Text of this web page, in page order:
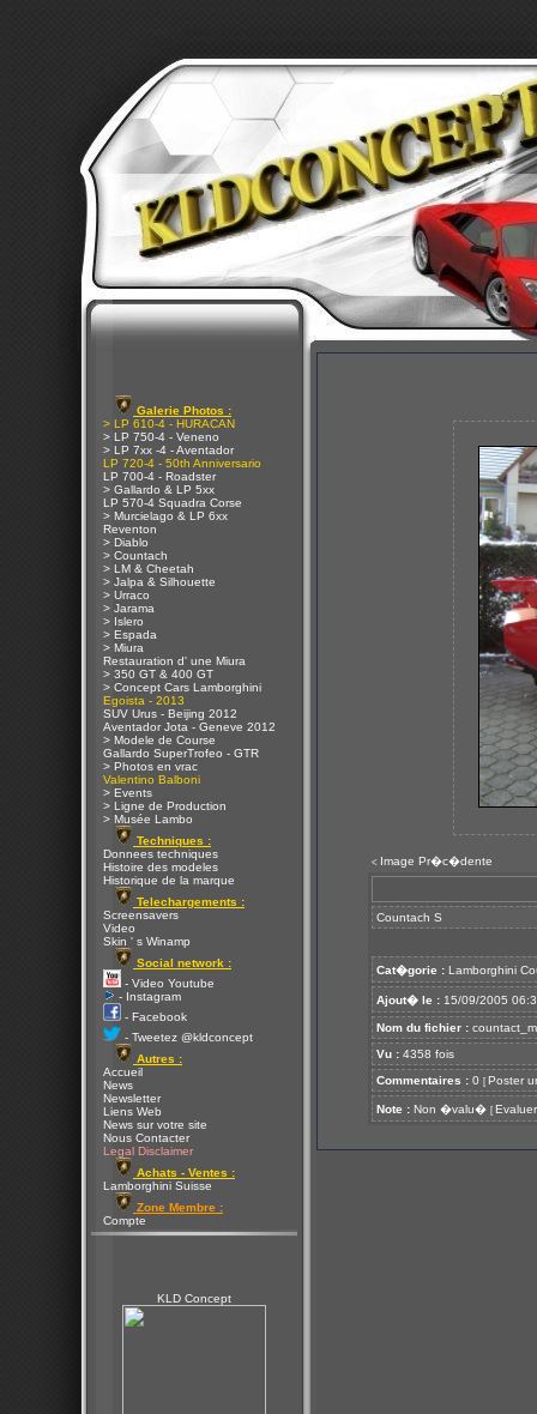
Galerie Photos :
> LP 610-4 - HURACAN
> LP 750-4 - Veneno
> LP 7xx -4 - Aventador
LP 720-4 - 50th Anniversario
LP 700-4 - Roadster
> Gallardo & LP 5xx
LP 570-4 Squadra Corse
> Murcielago & LP 6xx
Reventon
> Diablo
> Countach
> LM & Cheetah
> Jalpa & Silhouette
> Urraco
> Jarama
> Islero
> Espada
> Miura
Restauration d' une Miura
> 350 GT & 400 GT
> Concept Cars Lamborghini
Egoista - 2013
SUV Urus - Beijing 2012
Aventador Jota - Geneve 2012
> Modele de Course
Gallardo SuperTrofeo - GTR
> Photos en vrac
Valentino Balboni
> Events
> Ligne de Production
> Musée Lambo
Techniques :
Donnees techniques
Histoire des modeles
Historique de la marque
Telechargements :
Screensavers
Video
Skin ' s Winamp
Social network :
- Video Youtube
- Instagram
- Facebook
- Tweetez @kldconcept
Autres :
Accueil
News
Newsletter
Liens Web
News sur votre site
Nous Contacter
Legal Disclaimer
Achats - Ventes :
Lamborghini Suisse
Zone Membre :
Compte
KLD Concept
< Image Pr�c�dente
Countach S
Cat�gorie : Lamborghini
Ajout� le : 15/09/2005
Nom du fichier :
Vu : 4358 fois
Commentaires : 0 [ Poster
Note : Non �valu� [ Evaluer